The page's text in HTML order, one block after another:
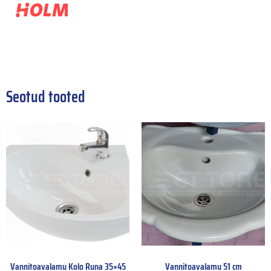
Seotud tooted
Vannitoavalamu Kolo Runa 35×45 Vannitoavalamu 51 cm